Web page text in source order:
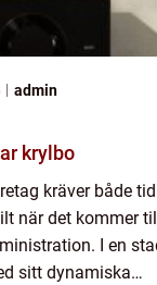
admin
krylbo
kräver både
när det kommer
I en
sitt dynamiska